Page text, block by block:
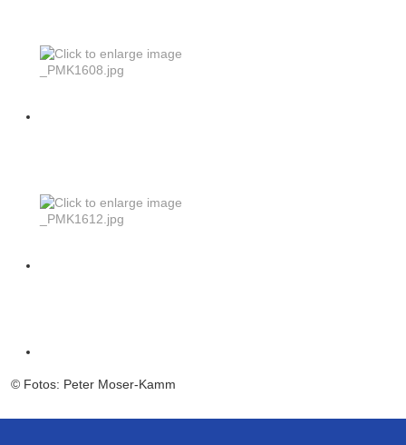
© Fotos: Peter Moser-Kamm